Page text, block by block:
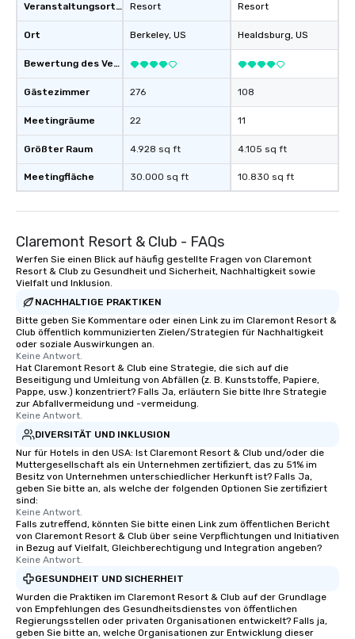
Veranstaltungsortstyp
Ort
Bewertung des Veranstaltungsortes
Gästezimmer
Meetingräume
Größter Raum
Meetingfläche
Resort
Berkeley, US
276
22
4.928 sq ft
30.000 sq ft
Resort
Healdsburg, US
108
11
4.105 sq ft
10.830 sq ft
Claremont Resort & Club - FAQs
Werfen Sie einen Blick auf häufig gestellte Fragen von Claremont
Resort & Club zu Gesundheit und Sicherheit, Nachhaltigkeit sowie
Vielfalt und Inklusion.
NACHHALTIGE PRAKTIKEN
Bitte geben Sie Kommentare oder einen Link zu im Claremont Resort &
Club öffentlich kommunizierten Zielen/Strategien für Nachhaltigkeit
oder soziale Auswirkungen an.
Keine Antwort.
Hat Claremont Resort & Club eine Strategie, die sich auf die
Beseitigung und Umleitung von Abfällen (z. B. Kunststoffe, Papiere,
Pappe, usw.) konzentriert? Falls Ja, erläutern Sie bitte Ihre Strategie
zur Abfallvermeidung und -vermeidung.
Keine Antwort.
DIVERSITÄT UND INKLUSION
Nur für Hotels in den USA: Ist Claremont Resort & Club und/oder die
Muttergesellschaft als ein Unternehmen zertifiziert, das zu 51% im
Besitz von Unternehmen unterschiedlicher Herkunft ist? Falls Ja,
geben Sie bitte an, als welche der folgenden Optionen Sie zertifiziert
sind:
Keine Antwort.
Falls zutreffend, könnten Sie bitte einen Link zum öffentlichen Bericht
von Claremont Resort & Club über seine Verpflichtungen und Initiativen
in Bezug auf Vielfalt, Gleichberechtigung und Integration angeben?
Keine Antwort.
GESUNDHEIT UND SICHERHEIT
Wurden die Praktiken im Claremont Resort & Club auf der Grundlage
von Empfehlungen des Gesundheitsdienstes von öffentlichen
Regierungsstellen oder privaten Organisationen entwickelt? Falls ja,
geben Sie bitte an, welche Organisationen zur Entwicklung dieser